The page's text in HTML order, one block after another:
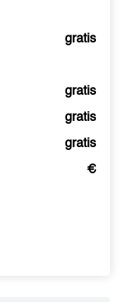
gratis
gratis
gratis
gratis
€